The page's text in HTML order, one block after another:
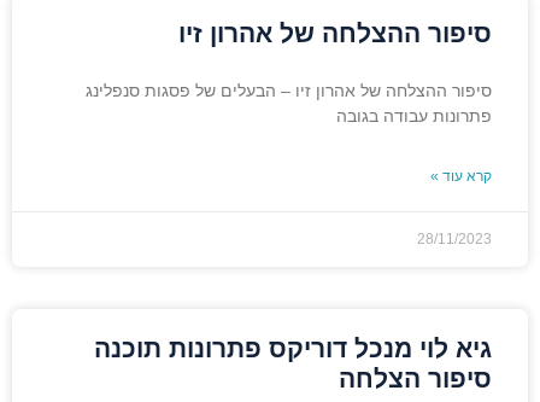
סיפור ההצלחה של אהרון זיו
סיפור ההצלחה של אהרון זיו – הבעלים של פסגות סנפלינג
פתרונות עבודה בגובה
קרא עוד »
28/11/2023
גיא לוי מנכל דוריקס פתרונות תוכנה
סיפור הצלחה